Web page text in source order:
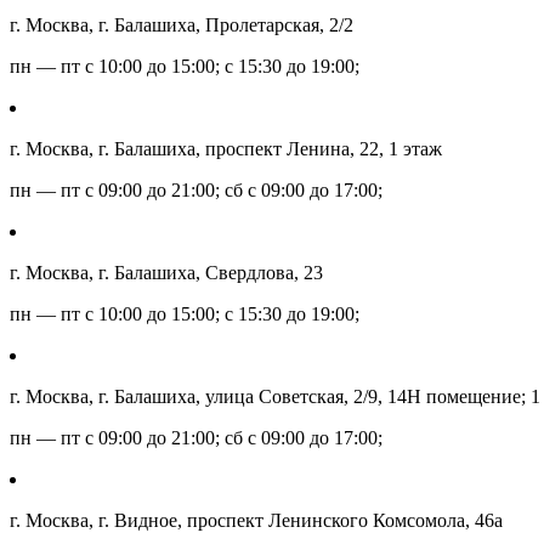
г. Москва, г. Балашиха, Пролетарская, 2/2
пн — пт с 10:00 до 15:00; с 15:30 до 19:00;
г. Москва, г. Балашиха, проспект Ленина, 22, 1 этаж
пн — пт с 09:00 до 21:00; сб с 09:00 до 17:00;
г. Москва, г. Балашиха, Свердлова, 23
пн — пт с 10:00 до 15:00; с 15:30 до 19:00;
г. Москва, г. Балашиха, улица Советская, 2/9, 14Н помещение; 1
пн — пт с 09:00 до 21:00; сб с 09:00 до 17:00;
г. Москва, г. Видное, проспект Ленинского Комсомола, 46а